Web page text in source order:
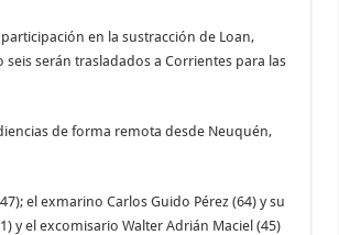
en la sustracción de Loan,
serán trasladados a Corrientes para las
de forma remota desde Neuquén,
el exmarino Carlos Guido Pérez (64) y su
y el excomisario Walter Adrián Maciel (45)